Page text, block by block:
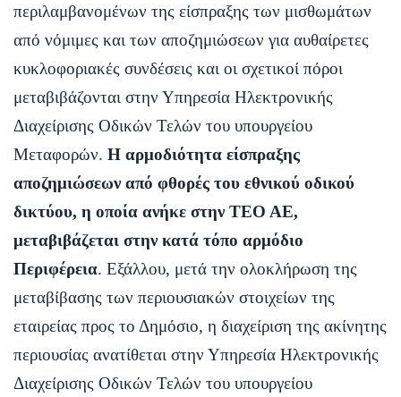
περιλαμβανομένων της είσπραξης των μισθωμάτων
από νόμιμες και των αποζημιώσεων για αυθαίρετες
κυκλοφοριακές συνδέσεις και οι σχετικοί πόροι
μεταβιβάζονται στην Υπηρεσία Ηλεκτρονικής
Διαχείρισης Οδικών Τελών του υπουργείου
Μεταφορών. Η αρμοδιότητα είσπραξης
αποζημιώσεων από φθορές του εθνικού οδικού
δικτύου, η οποία ανήκε στην ΤΕΟ ΑΕ,
μεταβιβάζεται στην κατά τόπο αρμόδιο
Περιφέρεια. Εξάλλου, μετά την ολοκλήρωση της
μεταβίβασης των περιουσιακών στοιχείων της
εταιρείας προς το Δημόσιο, η διαχείριση της ακίνητης
περιουσίας ανατίθεται στην Υπηρεσία Ηλεκτρονικής
Διαχείρισης Οδικών Τελών του υπουργείου